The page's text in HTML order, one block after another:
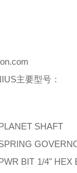
主要型号：
SHAFT
BIT 1/4" HEX